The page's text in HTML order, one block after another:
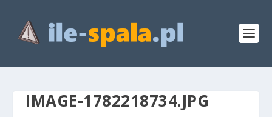
IMAGE-1782218734.JPG